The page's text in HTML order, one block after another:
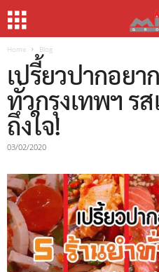
Home Blog
เปรี้ยวปากอยา
ทั่วกรุงเทพฯ ร
ถึงใจ!
03/02/2020